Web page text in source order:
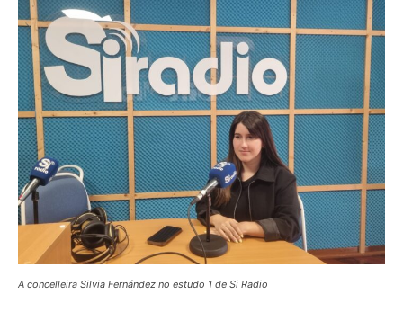
A concelleira Silvia Fernández no estudo 1 de Si Radio